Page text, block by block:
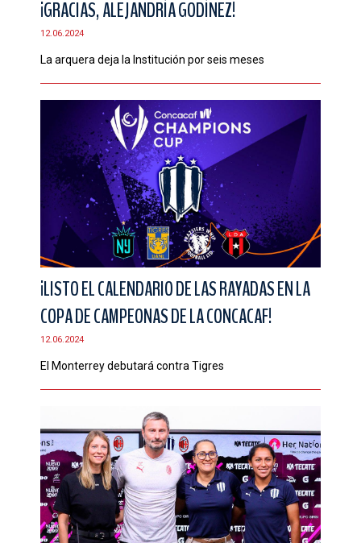
¡GRACIAS, ALEJANDRÍA GODÍNEZ!
12.06.2024
La arquera deja la Institución por seis meses
¡LISTO EL CALENDARIO DE LAS RAYADAS EN LA
COPA DE CAMPEONAS DE LA CONCACAF!
12.06.2024
El Monterrey debutará contra Tigres